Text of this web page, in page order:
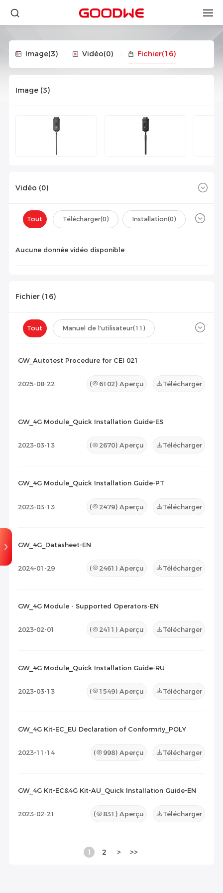
Image(3) Vidéo(0) Fichier(16)
Image (3)
Vidéo (0)
Tout Télécharger(0) Installation(0)
Aucune donnée vidéo disponible
Fichier (16)
Tout Manuel de l'utilisateur(11)
GW_Autotest Procedure for CEI 021
2025-08-22 ( 6102) Aperçu Télécharger
GW_4G Module_Quick Installation Guide-ES
2023-03-13 ( 2670) Aperçu Télécharger
GW_4G Module_Quick Installation Guide-PT
2023-03-13 ( 2479) Aperçu Télécharger
GW_4G_Datasheet-EN
2024-01-29 ( 2461 ) Aperçu Télécharger
GW_4G Module - Supported Operators-EN
2023-02-01 ( 2411 ) Aperçu Télécharger
GW_4G Module_Quick Installation Guide-RU
2023-03-13 ( 1549) Aperçu Télécharger
GW_4G Kit-EC_EU Declaration of Conformity_POLY
2023-11-14 ( 998) Aperçu Télécharger
GW_4G Kit-EC&4G Kit-AU_Quick Installation Guide-EN
2023-02-21 ( 831 ) Aperçu Télécharger
1 2 > >>